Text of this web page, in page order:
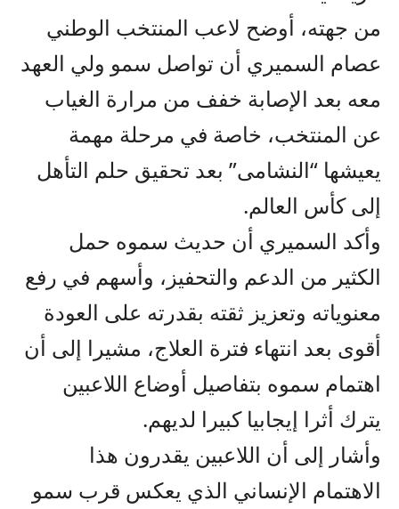
من جهته، أوضح لاعب المنتخب الوطني
عصام السميري أن تواصل سمو ولي العهد
معه بعد الإصابة خفف من مرارة الغياب
عن المنتخب، خاصة في مرحلة مهمة
يعيشها “النشامى” بعد تحقيق حلم التأهل
إلى كأس العالم.
وأكد السميري أن حديث سموه حمل
الكثير من الدعم والتحفيز، وأسهم في رفع
معنوياته وتعزيز ثقته بقدرته على العودة
أقوى بعد انتهاء فترة العلاج، مشيرا إلى أن
اهتمام سموه بتفاصيل أوضاع اللاعبين
يترك أثرا إيجابيا كبيرا لديهم.
وأشار إلى أن اللاعبين يقدرون هذا
الاهتمام الإنساني الذي يعكس قرب سمو